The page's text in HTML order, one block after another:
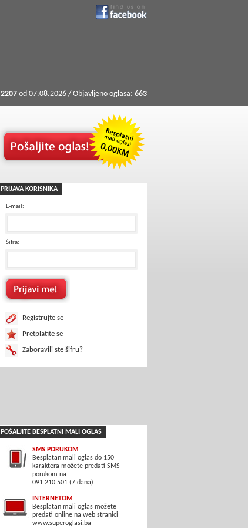
2207 od 07.08.2026 / Objavljeno oglasa: 663
PRIJAVA KORISNIKA
E-mail:
Šifra:
Registrujte se
Pretplatite se
Zaboravili ste šifru?
POŠALJITE BESPLATNI MALI OGLAS
SMS PORUKOM
Besplatan mali oglas do 150
karaktera možete predati SMS
porukom na
091 210 501 (7 dana)
INTERNETOM
Besplatan mali oglas možete
predati online na web stranici
www.superoglasi.ba